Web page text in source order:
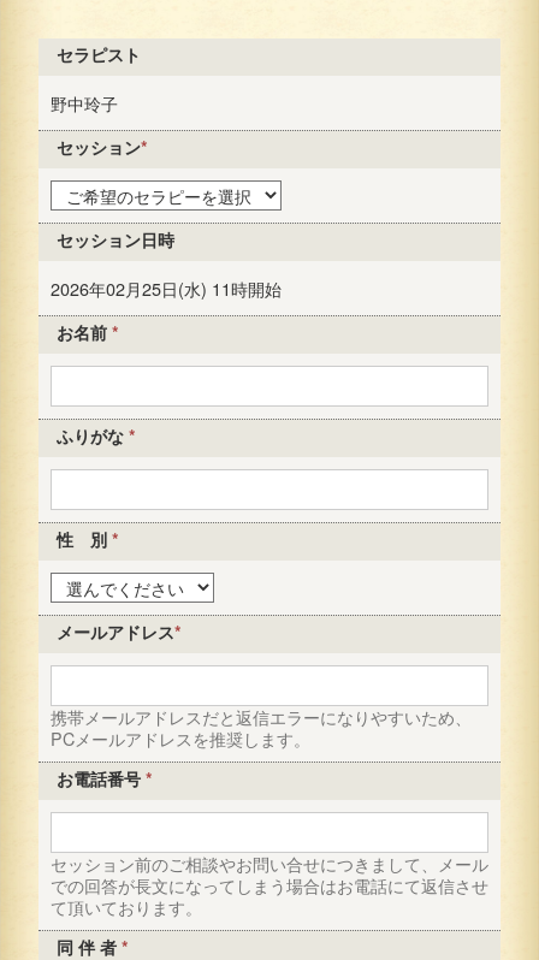
セラピスト
野中玲子
セッション*
セッション日時
2026年02月25日(水) 11時開始
お名前 *
ふりがな *
性 別 *
メールアドレス*
携帯メールアドレスだと返信エラーになりやすいため、
PCメールアドレスを推奨します。
お電話番号 *
セッション前のご相談やお問い合せにつきまして、メール
での回答が長文になってしまう場合はお電話にて返信させ
て頂いております。
同 伴 者 *